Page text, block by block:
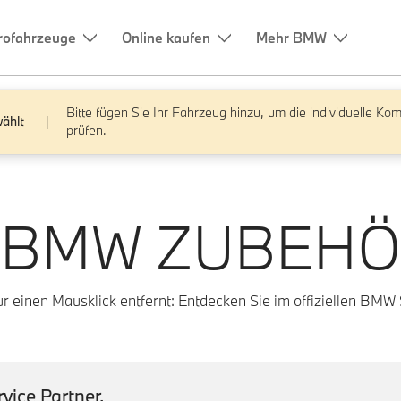
|
Bitte fügen Sie Ihr Fahrzeug hinzu, um die individuelle
prüfen.
einen Mausklick entfernt: Entdecken Sie im offiziellen
Partner.